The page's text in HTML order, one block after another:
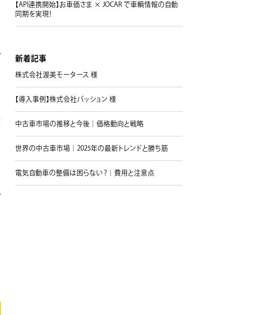
【API連携開始】お車価さま × JOCAR で車輌情報の自動
同期を実現！
新着記事
株式会社渥美モータース 様
【導入事例】株式会社パッション 様
中古車市場の推移と今後｜価格動向と戦略
世界の中古車市場｜2025年の最新トレンドと勝ち筋
電気自動車の整備は困らない？｜費用と注意点